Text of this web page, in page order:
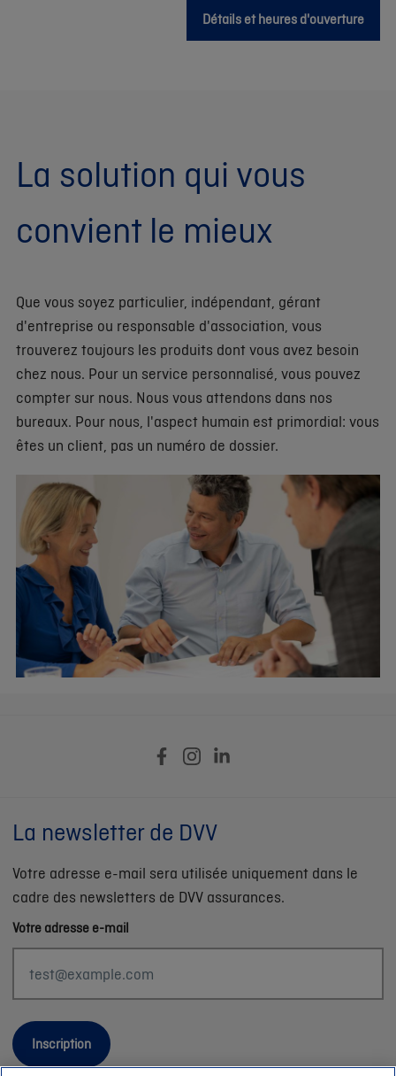
Détails et heures d'ouverture
La solution qui vous
convient le mieux
Que vous soyez particulier, indépendant, gérant
d'entreprise ou responsable d'association, vous
trouverez toujours les produits dont vous avez besoin
chez nous. Pour un service personnalisé, vous pouvez
compter sur nous. Nous vous attendons dans nos
bureaux. Pour nous, l'aspect humain est primordial: vous
êtes un client, pas un numéro de dossier.
La newsletter de DVV
Votre adresse e-mail sera utilisée uniquement dans le
cadre des newsletters de DVV assurances.
Votre adresse e-mail
Inscription